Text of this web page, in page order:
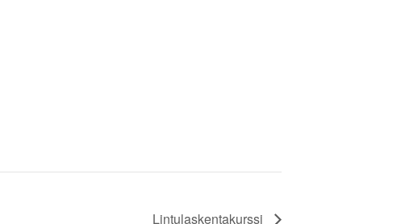
Lintulaskentakurssi